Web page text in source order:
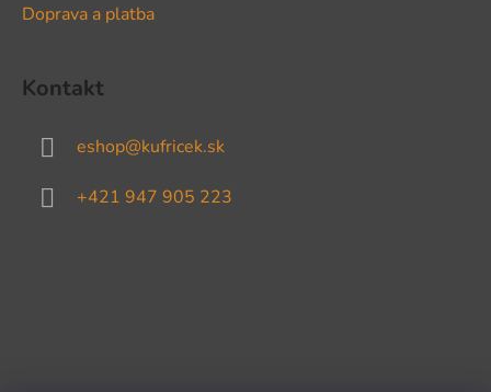
Doprava a platba
Kontakt
eshop@kufricek.sk
+421 947 905 223